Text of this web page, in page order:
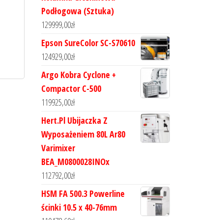
Podłogowa (Sztuka)
129999,00zł
Epson SureColor SC-S70610
124929,00zł
Argo Kobra Cyclone +
Compactor C-500
119925,00zł
Hert.Pl Ubijaczka Z
Wyposażeniem 80L Ar80
Varimixer
BEA_M0800028INOx
112792,00zł
HSM FA 500.3 Powerline
ścinki 10.5 x 40-76mm